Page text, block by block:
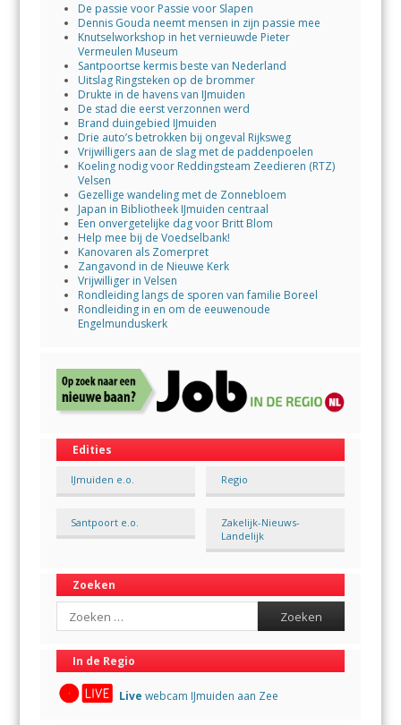
De passie voor Passie voor Slapen
Dennis Gouda neemt mensen in zijn passie mee
Knutselworkshop in het vernieuwde Pieter
Vermeulen Museum
Santpoortse kermis beste van Nederland
Uitslag Ringsteken op de brommer
Drukte in de havens van IJmuiden
De stad die eerst verzonnen werd
Brand duingebied IJmuiden
Drie auto’s betrokken bij ongeval Rijksweg
Vrijwilligers aan de slag met de paddenpoelen
Koeling nodig voor Reddingsteam Zeedieren (RTZ)
Velsen
Gezellige wandeling met de Zonnebloem
Japan in Bibliotheek IJmuiden centraal
Een onvergetelijke dag voor Britt Blom
Help mee bij de Voedselbank!
Kanovaren als Zomerpret
Zangavond in de Nieuwe Kerk
Vrijwilliger in Velsen
Rondleiding langs de sporen van familie Boreel
Rondleiding in en om de eeuwenoude
Engelmunduskerk
Edities
IJmuiden e.o. Regio
Santpoort e.o.
Zakelijk-Nieuws-
Landelijk
Zoeken
Search
In de Regio
Live webcam IJmuiden aan Zee